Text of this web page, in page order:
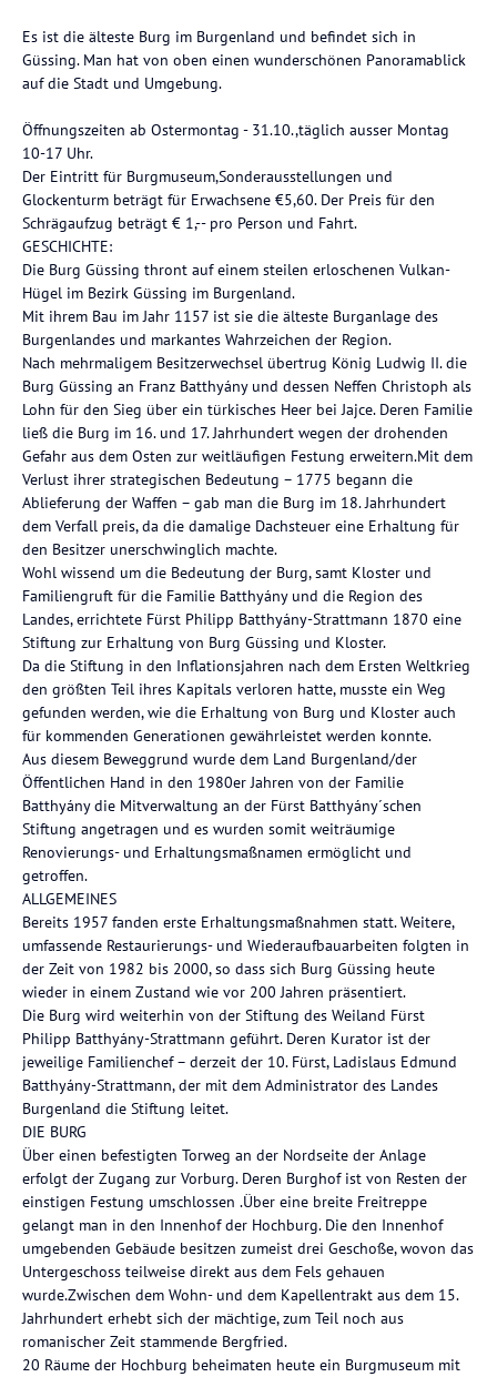
Es ist die älteste Burg im Burgenland und befindet sich in
Güssing. Man hat von oben einen wunderschönen Panoramablick
auf die Stadt und Umgebung.
Öffnungszeiten ab Ostermontag - 31.10.,täglich ausser Montag
10-17 Uhr.
Der Eintritt für Burgmuseum,Sonderausstellungen und
Glockenturm beträgt für Erwachsene €5,60. Der Preis für den
Schrägaufzug beträgt € 1,-- pro Person und Fahrt.
GESCHICHTE:
Die Burg Güssing thront auf einem steilen erloschenen Vulkan-
Hügel im Bezirk Güssing im Burgenland.
Mit ihrem Bau im Jahr 1157 ist sie die älteste Burganlage des
Burgenlandes und markantes Wahrzeichen der Region.
Nach mehrmaligem Besitzerwechsel übertrug König Ludwig II. die
Burg Güssing an Franz Batthyány und dessen Neffen Christoph als
Lohn für den Sieg über ein türkisches Heer bei Jajce. Deren Familie
ließ die Burg im 16. und 17. Jahrhundert wegen der drohenden
Gefahr aus dem Osten zur weitläufigen Festung erweitern.Mit dem
Verlust ihrer strategischen Bedeutung – 1775 begann die
Ablieferung der Waffen – gab man die Burg im 18. Jahrhundert
dem Verfall preis, da die damalige Dachsteuer eine Erhaltung für
den Besitzer unerschwinglich machte.
Wohl wissend um die Bedeutung der Burg, samt Kloster und
Familiengruft für die Familie Batthyány und die Region des
Landes, errichtete Fürst Philipp Batthyány-Strattmann 1870 eine
Stiftung zur Erhaltung von Burg Güssing und Kloster.
Da die Stiftung in den Inflationsjahren nach dem Ersten Weltkrieg
den größten Teil ihres Kapitals verloren hatte, musste ein Weg
gefunden werden, wie die Erhaltung von Burg und Kloster auch
für kommenden Generationen gewährleistet werden konnte.
Aus diesem Beweggrund wurde dem Land Burgenland/der
Öffentlichen Hand in den 1980er Jahren von der Familie
Batthyány die Mitverwaltung an der Fürst Batthyány´schen
Stiftung angetragen und es wurden somit weiträumige
Renovierungs- und Erhaltungsmaßnamen ermöglicht und
getroffen.
ALLGEMEINES
Bereits 1957 fanden erste Erhaltungsmaßnahmen statt. Weitere,
umfassende Restaurierungs- und Wiederaufbauarbeiten folgten in
der Zeit von 1982 bis 2000, so dass sich Burg Güssing heute
wieder in einem Zustand wie vor 200 Jahren präsentiert.
Die Burg wird weiterhin von der Stiftung des Weiland Fürst
Philipp Batthyány-Strattmann geführt. Deren Kurator ist der
jeweilige Familienchef – derzeit der 10. Fürst, Ladislaus Edmund
Batthyány-Strattmann, der mit dem Administrator des Landes
Burgenland die Stiftung leitet.
DIE BURG
Über einen befestigten Torweg an der Nordseite der Anlage
erfolgt der Zugang zur Vorburg. Deren Burghof ist von Resten der
einstigen Festung umschlossen .Über eine breite Freitreppe
gelangt man in den Innenhof der Hochburg. Die den Innenhof
umgebenden Gebäude besitzen zumeist drei Geschoße, wovon das
Untergeschoss teilweise direkt aus dem Fels gehauen
wurde.Zwischen dem Wohn- und dem Kapellentrakt aus dem 15.
Jahrhundert erhebt sich der mächtige, zum Teil noch aus
romanischer Zeit stammende Bergfried.
20 Räume der Hochburg beheimaten heute ein Burgmuseum mit